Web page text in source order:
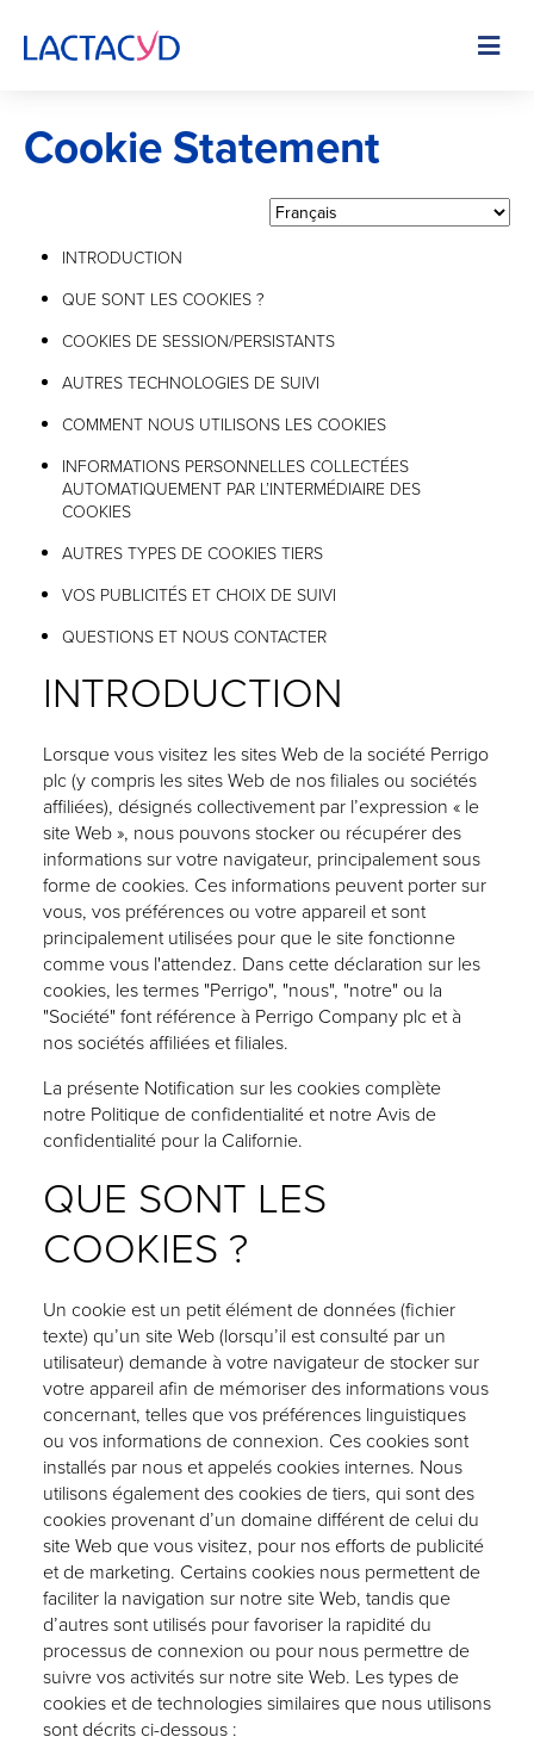
main
Image
Cookie Statement
INTRODUCTION
QUE SONT LES COOKIES ?
COOKIES DE SESSION/PERSISTANTS
AUTRES TECHNOLOGIES DE SUIVI
COMMENT NOUS UTILISONS LES COOKIES
INFORMATIONS PERSONNELLES COLLECTÉES
AUTOMATIQUEMENT PAR L’INTERMÉDIAIRE DES
COOKIES
AUTRES TYPES DE COOKIES TIERS
VOS PUBLICITÉS ET CHOIX DE SUIVI
QUESTIONS ET NOUS CONTACTER
INTRODUCTION
Lorsque vous visitez les sites Web de la société Perrigo
plc (y compris les sites Web de nos filiales ou sociétés
affiliées), désignés collectivement par l’expression « le
site Web », nous pouvons stocker ou récupérer des
informations sur votre navigateur, principalement sous
forme de cookies. Ces informations peuvent porter sur
vous, vos préférences ou votre appareil et sont
principalement utilisées pour que le site fonctionne
comme vous l'attendez. Dans cette déclaration sur les
cookies, les termes "Perrigo", "nous", "notre" ou la
"Société" font référence à Perrigo Company plc et à
nos sociétés affiliées et filiales.
La présente Notification sur les cookies complète
notre Politique de confidentialitéet notreAvis de
confidentialité pour la Californie.
QUE SONT LES
COOKIES ?
Un cookie est un petit élément de données (fichier
texte) qu’un site Web (lorsqu’il est consulté par un
utilisateur) demande à votre navigateur de stocker sur
votre appareil afin de mémoriser des informations vous
concernant, telles que vos préférences linguistiques
ou vos informations de connexion. Ces cookies sont
installés par nous et appelés cookies internes. Nous
utilisons également des cookies de tiers, qui sont des
cookies provenant d’un domaine différent de celui du
site Web que vous visitez, pour nos efforts de publicité
et de marketing. Certains cookies nous permettent de
faciliter la navigation sur notre site Web, tandis que
d’autres sont utilisés pour favoriser la rapidité du
processus de connexion ou pour nous permettre de
suivre vos activités sur notre site Web. Les types de
cookies et de technologies similaires que nous utilisons
sont décrits ci-dessous :